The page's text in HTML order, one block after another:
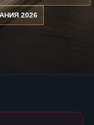
2026